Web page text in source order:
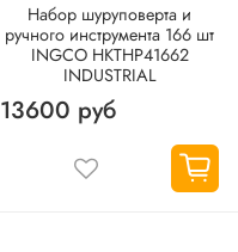
Набор шуруповерта и
ручного инструмента 166 шт
INGCO HKTHP41662
INDUSTRIAL
13600 руб